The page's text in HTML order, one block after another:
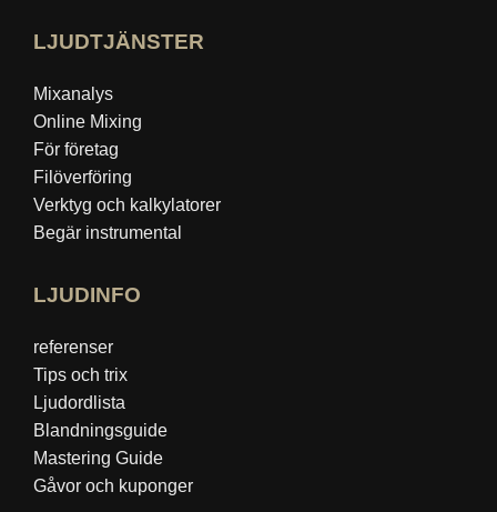
LJUDTJÄNSTER
Mixanalys
Online Mixing
För företag
Filöverföring
Verktyg och kalkylatorer
Begär instrumental
LJUDINFO
referenser
Tips och trix
Ljudordlista
Blandningsguide
Mastering Guide
Gåvor och kuponger